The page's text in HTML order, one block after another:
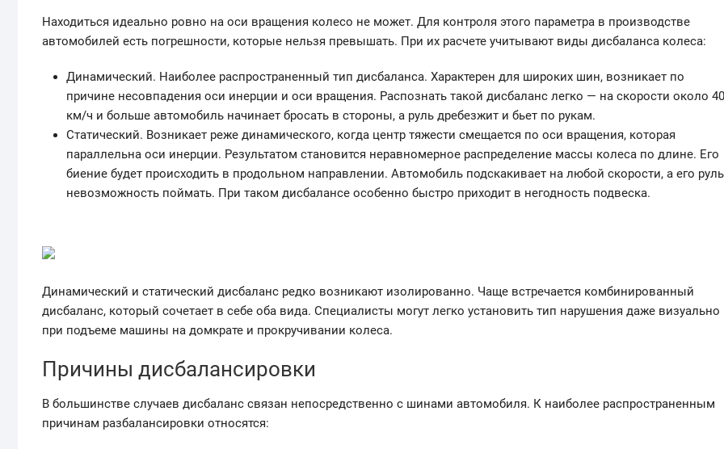
Находиться идеально ровно на оси вращения колесо не может. Для контроля этого параметра в производстве
автомобилей есть погрешности, которые нельзя превышать. При их расчете учитывают виды дисбаланса колеса:
Динамический. Наиболее распространенный тип дисбаланса. Характерен для широких шин, возникает по
причине несовпадения оси инерции и оси вращения. Распознать такой дисбаланс легко — на скорости около 40
км/ч и больше автомобиль начинает бросать в стороны, а руль дребезжит и бьет по рукам.
Статический. Возникает реже динамического, когда центр тяжести смещается по оси вращения, которая
параллельна оси инерции. Результатом становится неравномерное распределение массы колеса по длине. Его
биение будет происходить в продольном направлении. Автомобиль подскакивает на любой скорости, а его руль
невозможность поймать. При таком дисбалансе особенно быстро приходит в негодность подвеска.
Динамический и статический дисбаланс редко возникают изолированно. Чаще встречается комбинированный
дисбаланс, который сочетает в себе оба вида. Специалисты могут легко установить тип нарушения даже визуально
при подъеме машины на домкрате и прокручивании колеса.
Причины дисбалансировки
В большинстве случаев дисбаланс связан непосредственно с шинами автомобиля. К наиболее распространенным
причинам разбалансировки относятся: